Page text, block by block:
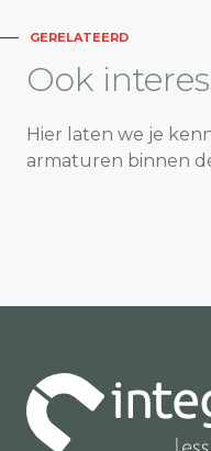
GERELATEERD
Ook
Hier laten we je
armaturen binnen